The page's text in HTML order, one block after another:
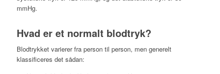
mmHg.
Hvad er et normalt blodtryk?
Blodtrykket varierer fra person til person, men generelt
klassificeres det sådan: